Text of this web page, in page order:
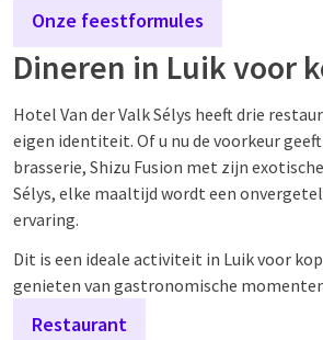
Onze feestformules
Dineren in Luik voor
Hotel Van der Valk Sélys heeft drie
eigen identiteit. Of u nu de voorkeur
brasserie, Shizu Fusion met zijn
Sélys, elke maaltijd wordt een
ervaring.
Dit is een ideale activiteit in Luik voor
genieten van gastronomische
Restaurant